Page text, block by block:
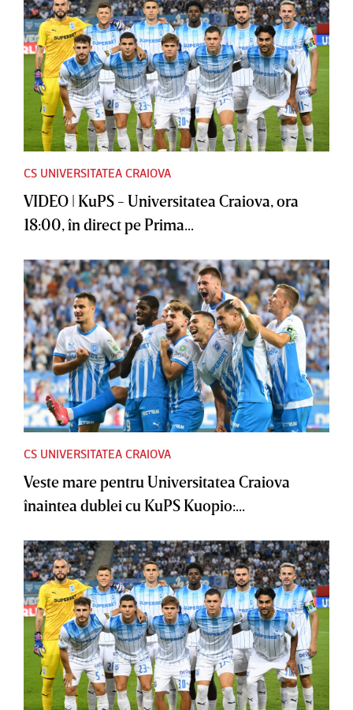
CS UNIVERSITATEA CRAIOVA
VIDEO | KuPS - Universitatea Craiova, ora
18:00, în direct pe Prima...
CS UNIVERSITATEA CRAIOVA
Veste mare pentru Universitatea Craiova
înaintea dublei cu KuPS Kuopio:...